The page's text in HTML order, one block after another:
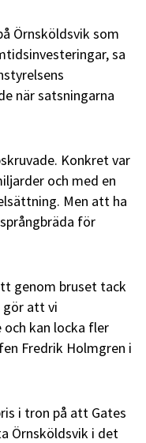
Örnsköldsvik som
sa
när satsningarna
Konkret var
och med en
Men att ha
för
genom bruset tack
gör att vi
kan locka fler
Fredrik Holmgren i
i tron på att Gates
Örnsköldsvik i det